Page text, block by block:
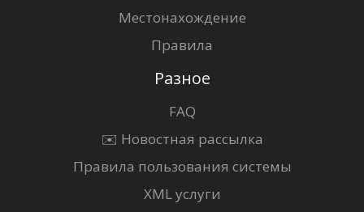
Местонахождение
Правила
Разное
FAQ
✉️ Новостная рассылка
Правила пользования системы
XML услуги